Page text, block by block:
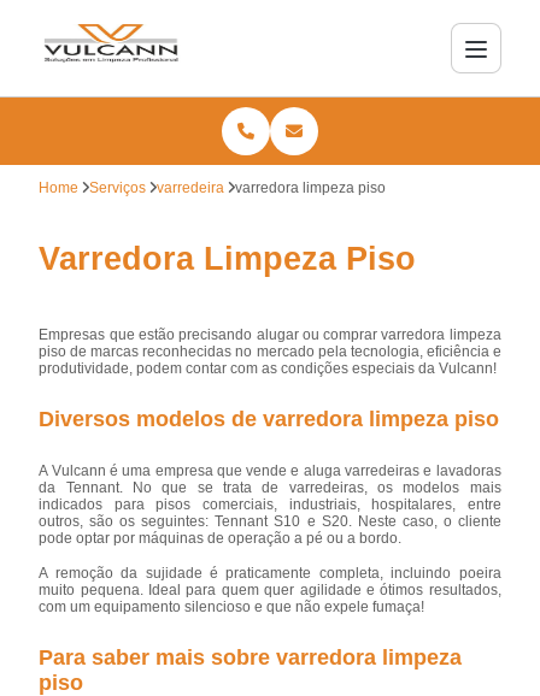
Home Serviços varredeira varredora limpeza piso
Varredora Limpeza Piso
Empresas que estão precisando alugar ou comprar varredora limpeza
piso de marcas reconhecidas no mercado pela tecnologia, eficiência e
produtividade, podem contar com as condições especiais da Vulcann!
Diversos modelos de varredora limpeza piso
A Vulcann é uma empresa que vende e aluga varredeiras e lavadoras
da Tennant. No que se trata de varredeiras, os modelos mais
indicados para pisos comerciais, industriais, hospitalares, entre
outros, são os seguintes: Tennant S10 e S20. Neste caso, o cliente
pode optar por máquinas de operação a pé ou a bordo.
A remoção da sujidade é praticamente completa, incluindo poeira
muito pequena. Ideal para quem quer agilidade e ótimos resultados,
com um equipamento silencioso e que não expele fumaça!
Para saber mais sobre varredora limpeza
piso